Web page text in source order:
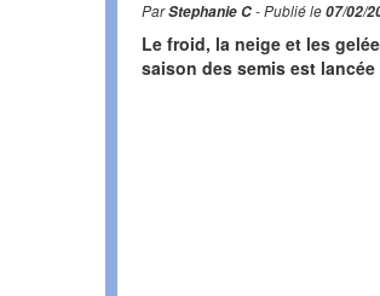
ParStephanie C- Publié le07/02/
Le froid, la neige et les
saison des semis est